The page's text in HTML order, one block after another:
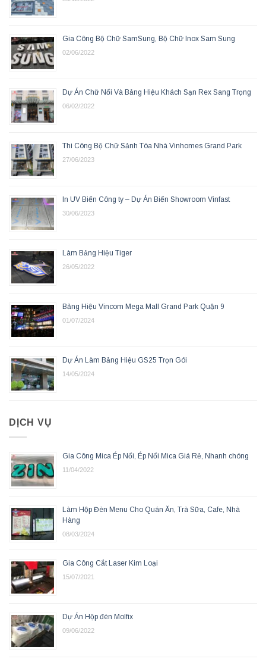
Gia Công Bộ Chữ SamSung, Bộ Chữ Inox Sam Sung
02/06/2022
Dự Án Chữ Nổi Và Bảng Hiệu Khách Sạn Rex Sang Trọng
06/02/2022
Thi Công Bộ Chữ Sảnh Tòa Nhà Vinhomes Grand Park
27/06/2023
In UV Biển Công ty – Dự Án Biển Showroom Vinfast
30/06/2023
Làm Bảng Hiệu Tiger
26/05/2022
Bảng Hiệu Vincom Mega Mall Grand Park Quận 9
01/07/2024
Dự Án Làm Bảng Hiệu GS25 Trọn Gói
14/05/2024
DỊCH VỤ
Gia Công Mica Ép Nổi, Ép Nổi Mica Giá Rẻ, Nhanh chóng
11/04/2022
Làm Hộp Đèn Menu Cho Quán Ăn, Trà Sữa, Cafe, Nhà
Hàng
08/03/2024
Gia Công Cắt Laser Kim Loại
15/07/2021
Dự Án Hộp đèn Molfix
09/06/2022